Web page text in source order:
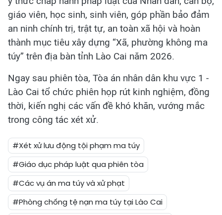
giáo viên, học sinh, sinh viên, góp phần bảo đảm
an ninh chính trị, trật tự, an toàn xã hội và hoàn
thành mục tiêu xây dựng “Xã, phường không ma
túy” trên địa bàn tỉnh Lào Cai năm 2026.
Ngay sau phiên tòa, Tòa án nhân dân khu vực 1 -
Lào Cai tổ chức phiên họp rút kinh nghiệm, đồng
thời, kiến nghị các vấn đề khó khăn, vướng mắc
trong công tác xét xử.
#Xét xử lưu động tội phạm ma túy
#Giáo dục pháp luật qua phiên tòa
#Các vụ án ma túy và xử phạt
#Phòng chống tệ nạn ma túy tại Lào Cai